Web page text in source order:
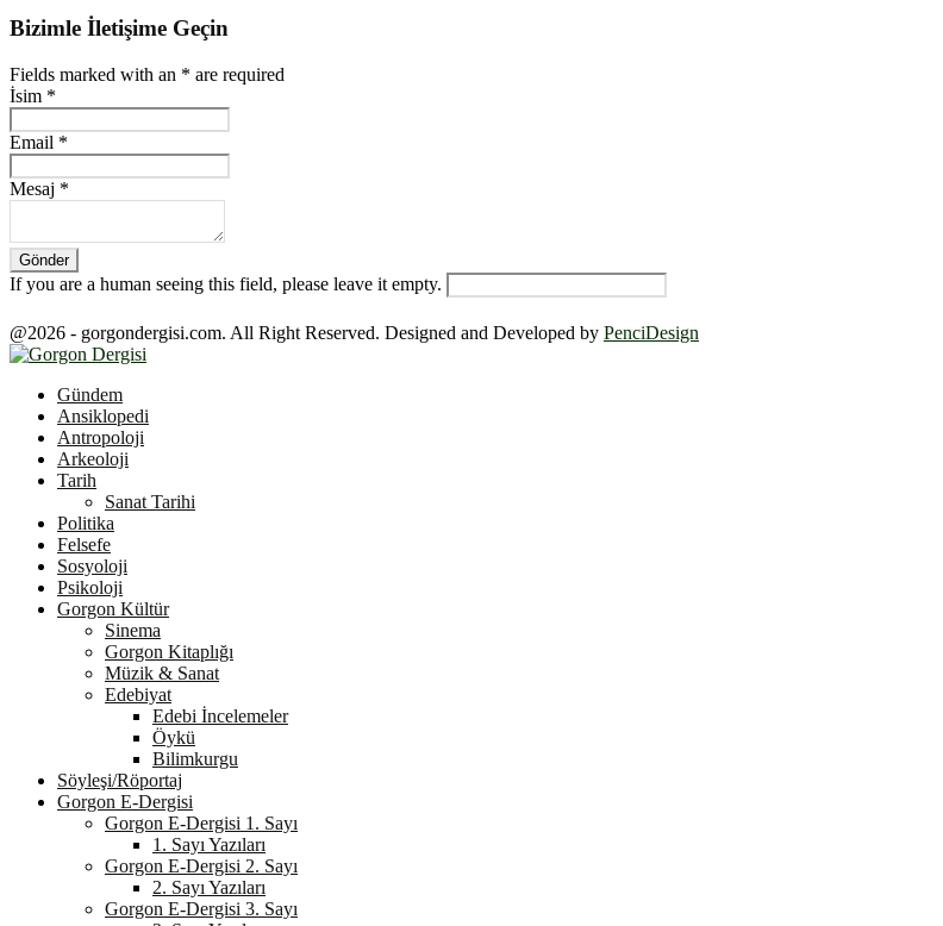
Bizimle İletişime Geçin
Fields marked with an * are required
İsim *
Email *
Mesaj *
If you are a human seeing this field, please leave it empty.
@2026 - gorgondergisi.com. All Right Reserved. Designed and Developed by PenciDesign
Gündem
Ansiklopedi
Antropoloji
Arkeoloji
Tarih
Sanat Tarihi
Politika
Felsefe
Sosyoloji
Psikoloji
Gorgon Kültür
Sinema
Gorgon Kitaplığı
Müzik & Sanat
Edebiyat
Edebi İncelemeler
Öykü
Bilimkurgu
Söyleşi/Röportaj
Gorgon E-Dergisi
Gorgon E-Dergisi 1. Sayı
1. Sayı Yazıları
Gorgon E-Dergisi 2. Sayı
2. Sayı Yazıları
Gorgon E-Dergisi 3. Sayı